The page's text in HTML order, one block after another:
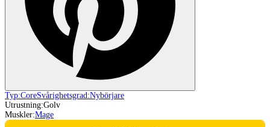
Typ:CoreSvårighetsgrad:Nybörjare
Utrustning:Golv
Muskler:Mage